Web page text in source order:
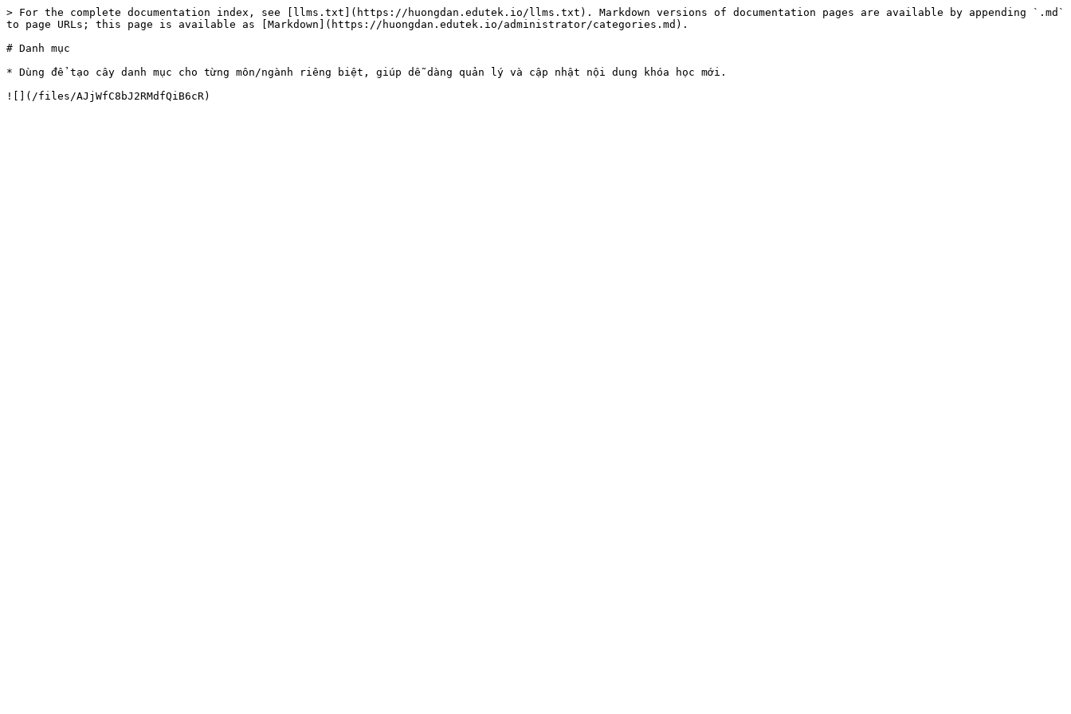
> For the complete documentation index, see [llms.txt](https://huongdan.edutek.io/llms.txt). Markdown versions of documentation pages are available by appending `.md`
to page URLs; this page is available as [Markdown](https://huongdan.edutek.io/administrator/categories.md).
# Danh mục
* Dùng để tạo cây danh mục cho từng môn/ngành riêng biệt, giúp dễ dàng quản lý và cập nhật nội dung khóa học mới.